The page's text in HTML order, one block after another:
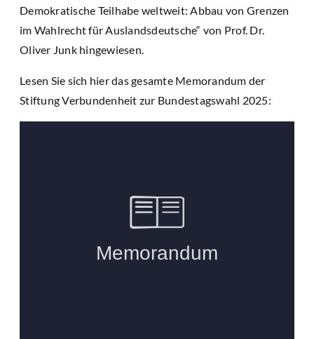
Demokratische Teilhabe weltweit: Abbau von Grenzen
im Wahlrecht für Auslandsdeutsche“ von Prof. Dr.
Oliver Junk hingewiesen.
Lesen Sie sich hier das gesamte Memorandum der
Stiftung Verbundenheit zur Bundestagswahl 2025: